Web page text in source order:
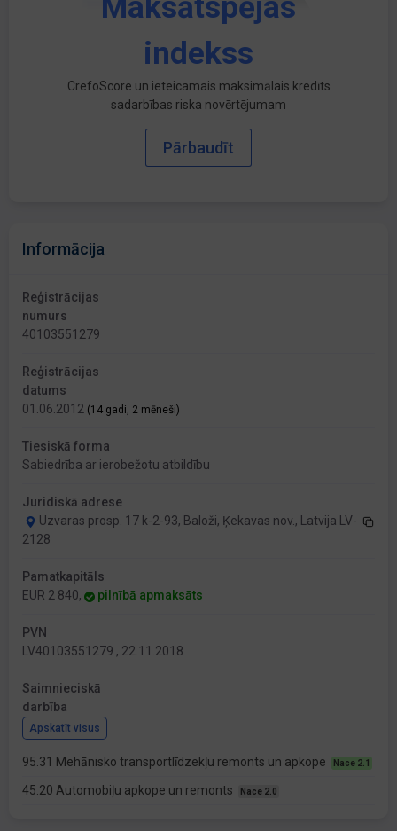
Maksātspējas
indekss
CrefoScore un ieteicamais maksimālais kredīts
sadarbības riska novērtējumam
Pārbaudīt
Informācija
Reģistrācijas
numurs
40103551279
Reģistrācijas
datums
01.06.2012 (14 gadi, 2 mēneši)
Tiesiskā forma
Sabiedrība ar ierobežotu atbildību
Juridiskā adrese
Uzvaras prosp. 17 k-2-93, Baloži, Ķekavas nov., Latvija LV-
2128
Pamatkapitāls
EUR 2 840,
pilnībā apmaksāts
PVN
LV40103551279 , 22.11.2018
Saimnieciskā
darbība
Apskatīt visus
95.31 Mehānisko transportlīdzekļu remonts un apkope Nace 2.1
45.20 Automobiļu apkope un remonts Nace 2.0